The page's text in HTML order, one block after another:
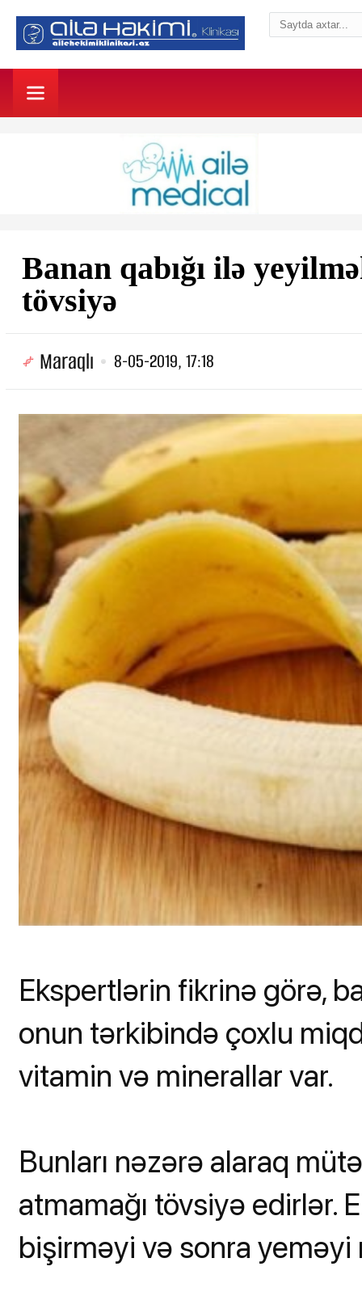
Banan qabığı ilə
tövsiyə
Maraqlı 8-05-2019, 17:18
Ekspertlərin fikrinə görə,
onun tərkibində çoxlu
vitamin və minerallar var.
Bunları nəzərə alaraq
atmamağı tövsiyə edirlər.
bişirməyi və sonra